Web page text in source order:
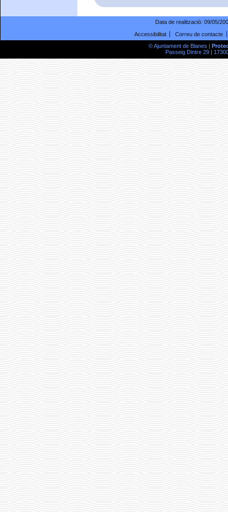
Data de realització: 09/05/
Accessibilitat
Correu de contacte
© Ajuntament de Blanes |
Passeig Dintre 29 |